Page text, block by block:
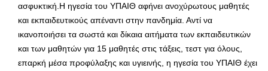
ασφυκτική.Η ηγεσία του ΥΠΑΙΘ αφήνει ανοχύρωτους μαθητές
και εκπαιδευτικούς απέναντι στην πανδημία. Αντί να
ικανοποιήσει τα σωστά και δίκαια αιτήματα των εκπαιδευτικών
και των μαθητών για 15 μαθητές στις τάξεις, τεστ για όλους,
επαρκή μέσα προφύλαξης και υγιεινής, η ηγεσία του ΥΠΑΙΘ έχει